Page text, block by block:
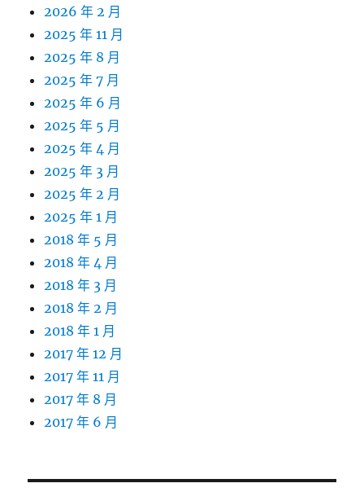
2026 年 2 月
2025 年 11 月
2025 年 8 月
2025 年 7 月
2025 年 6 月
2025 年 5 月
2025 年 4 月
2025 年 3 月
2025 年 2 月
2025 年 1 月
2018 年 5 月
2018 年 4 月
2018 年 3 月
2018 年 2 月
2018 年 1 月
2017 年 12 月
2017 年 11 月
2017 年 8 月
2017 年 6 月